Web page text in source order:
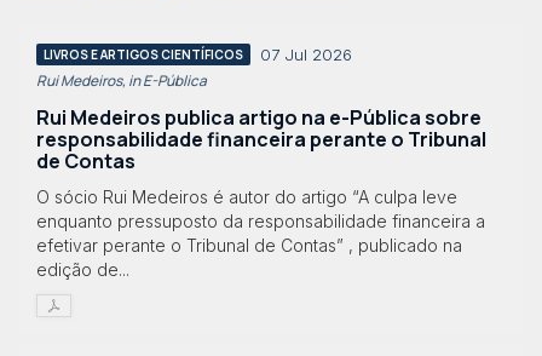
LIVROS E ARTIGOS CIENTÍFICOS 07 Jul 2026
Rui Medeiros, in E-Pública
Rui Medeiros publica artigo na e-Pública sobre
responsabilidade financeira perante o Tribunal
de Contas
O sócio Rui Medeiros é autor do artigo “A culpa leve
enquanto pressuposto da responsabilidade financeira a
efetivar perante o Tribunal de Contas” , publicado na
edição de...